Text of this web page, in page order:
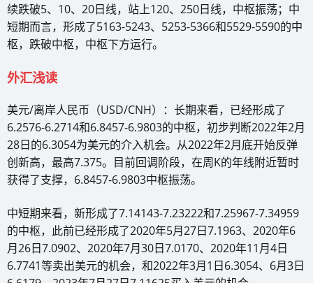
续跌破5、10、20日线，站上120、250日线，中枢振荡；中
短期而言，形成了5163-5243、5253-5366和5529-5590的中
枢，跌破中枢，中枢下方运行。
外汇浅读
美元/离岸人民币（USD/CNH）：长期来看，已经形成了
6.2576-6.2714和6.8457-6.9803的中枢，初步判断2022年2月
28日的6.3054为美元的介入机会。从2022年2月底开始反弹
创新高，最高7.375。目前回调阶段，在周K的年线附近暂时
获得了支撑，6.8457-6.9803中枢振荡。
中短期来看，新形成了7.14143-7.23222和7.25967-7.34959
的中枢，此前已经形成了2020年5月27日7.1963、2020年6
月26日7.0902、2020年7月30日7.0170、2020年11月4日
6.7741等卖出美元的机会，和2022年3月1日6.3054、6月3日